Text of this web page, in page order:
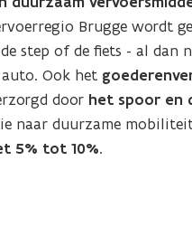
Brugge wordt
step of de fiets - al dan
Ook het
door het spoor en
naar duurzame
5% tot 10%.